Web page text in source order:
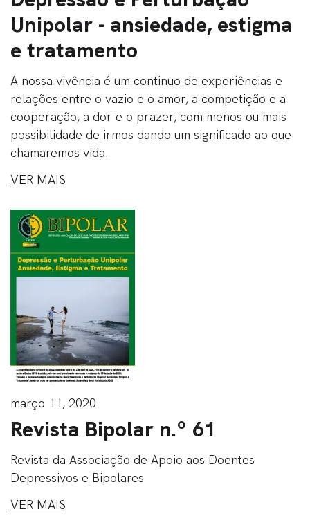
Unipolar - ansiedade, estigma
e tratamento
A nossa vivência é um continuo de experiências e
relações entre o vazio e o amor, a competição e a
cooperação, a dor e o prazer, com menos ou mais
possibilidade de irmos dando um significado ao que
chamaremos vida.
VER MAIS
março 11, 2020
Revista Bipolar n.º 61
Revista da Associação de Apoio aos Doentes
Depressivos e Bipolares
VER MAIS